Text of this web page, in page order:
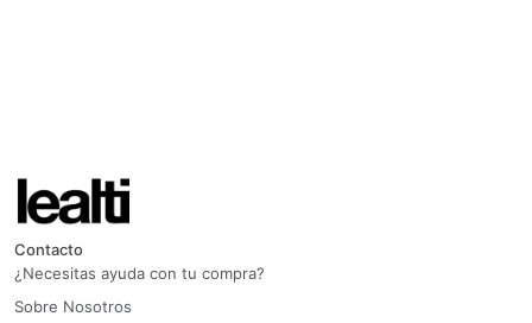
Contacto
¿Necesitas ayuda con tu compra?
Sobre Nosotros